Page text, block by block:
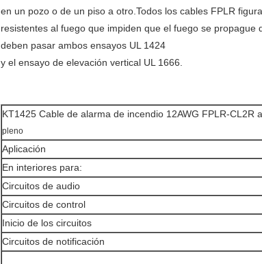
en un pozo o de un piso a otro.Todos los cables FPLR
resistentes al fuego que impiden que el fuego se propague
deben pasar ambos ensayos UL 1424
y el ensayo de elevación vertical UL 1666.
KT1425 Cable de alarma de incendio 12AWG FPLR-CL2R
pleno
Aplicación
En interiores para:
Circuitos de audio
Circuitos de control
Inicio de los circuitos
Circuitos de notificación